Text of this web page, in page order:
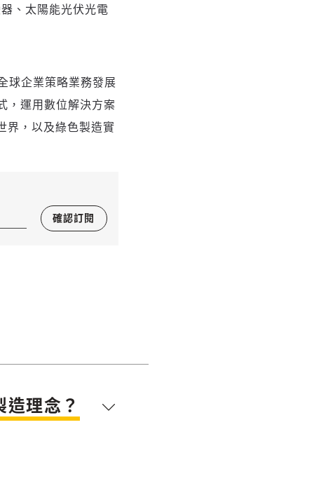
、太陽能光伏光電
球企業策略業務發展
，運用數位解決方案
界，以及綠色製造實
確認訂閱
理念？